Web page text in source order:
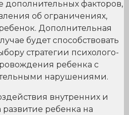
факторов,
об ограничениях,
Дополнительная
будет способствовать
стратегии психолого-
ребенка с
нарушениями.
внутренних и
ребенка на